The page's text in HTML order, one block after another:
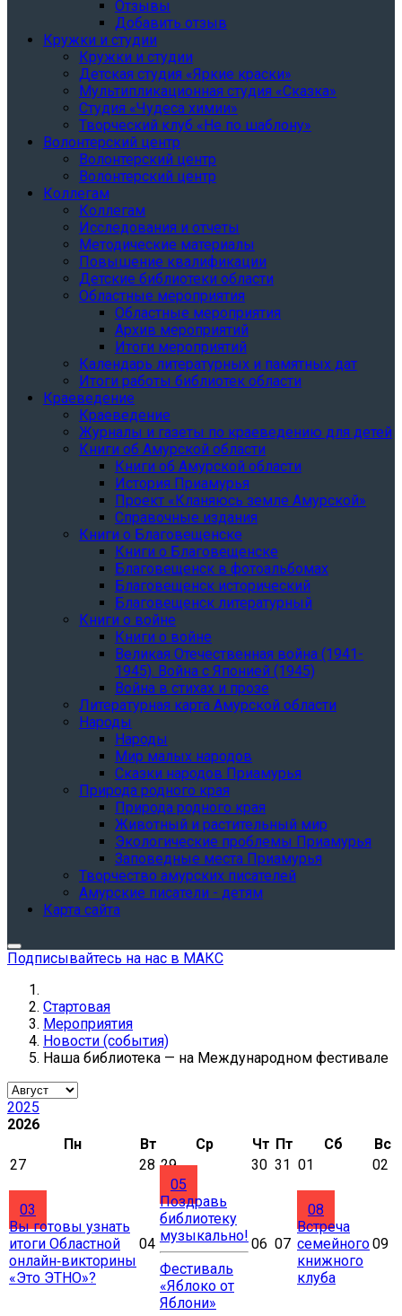
Отзывы
Добавить отзыв
Кружки и студии
Кружки и студии
Детская студия «Яркие краски»
Мультипликационная студия «Сказка»
Студия «Чудеса химии»
Творческий клуб «Не по шаблону»
Волонтерский центр
Волонтерский центр
Волонтерский центр
Коллегам
Коллегам
Исследования и отчеты
Методические материалы
Повышение квалификации
Детские библиотеки области
Областные мероприятия
Областные мероприятия
Архив мероприятий
Итоги мероприятий
Календарь литературных и памятных дат
Итоги работы библиотек области
Краеведение
Краеведение
Журналы и газеты по краеведению для детей
Книги об Амурской области
Книги об Амурской области
История Приамурья
Проект «Кланяюсь земле Амурской»
Справочные издания
Книги о Благовещенске
Книги о Благовещенске
Благовещенск в фотоальбомах
Благовещенск исторический
Благовещенск литературный
Книги о войне
Книги о войне
Великая Отечественная война (1941-
1945). Война с Японией (1945)
Война в стихах и прозе
Литературная карта Амурской области
Народы
Народы
Мир малых народов
Сказки народов Приамурья
Природа родного края
Природа родного края
Животный и растительный мир
Экологические проблемы Приамурья
Заповедные места Приамурья
Творчество амурских писателей
Амурские писатели - детям
Карта сайта
Подписывайтесь на нас в МАКС
Стартовая
Мероприятия
Новости (события)
Наша библиотека — на Международном фестивале
2025
2026
Пн
Вт Ср Чт Пт Сб
Вс
27
28 29 30 31 01 02
03
Вы готовы узнать
итоги Областной
онлайн‑викторины
«Это ЭТНО»?
04
05
Поздравь
библиотеку
музыкально!
Фестиваль
«Яблоко от
Яблони»
06 07
08
Встреча
семейного
книжного
клуба
09